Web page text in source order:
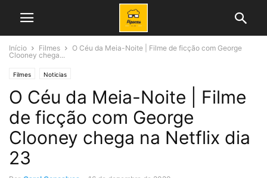
Início Filmes
O Céu da Meia-Noite | Filme de ficção com George
Clooney chega...
Filmes Noticias
O Céu da Meia-Noite | Filme
de ficção com George
Clooney chega na Netflix dia
23